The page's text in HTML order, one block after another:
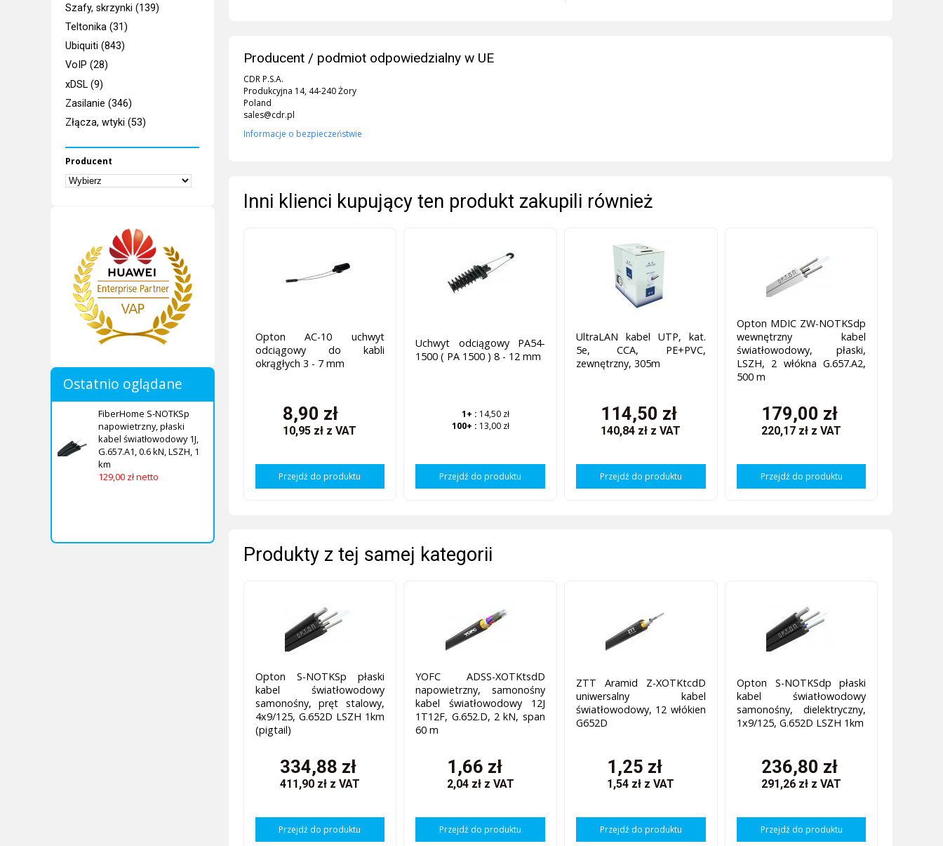
Szafy, skrzynki (139)
Teltonika (31)
Ubiquiti (843)
VoIP (28)
xDSL (9)
Zasilanie (346)
Złącza, wtyki (53)
Producent
Ostatnio oglądane
FiberHome S-NOTKSp
napowietrzny, płaski
kabel światłowodowy 1J,
G.657.A1, 0.6 kN, LSZH, 1
km
129,00 zł netto
Producent / podmiot odpowiedzialny w UE
CDR P.S.A.
Produkcyjna 14, 44-240 Żory
Poland
sales@cdr.pl
Informacje o bezpieczeństwie
Inni klienci kupujący ten produkt zakupili również
Opton AC-10 uchwyt
odciągowy do kabli
okrągłych 3 - 7 mm
8,90 zł
10,95 zł z VAT
Przejdź do produktu
Uchwyt odciągowy PA54-
1500 ( PA 1500 ) 8 - 12 mm
1+ : 14,50 zł
100+ : 13,00 zł
Przejdź do produktu
UltraLAN kabel UTP, kat.
5e, CCA, PE+PVC,
zewnętrzny, 305m
114,50 zł
140,84 zł z VAT
Przejdź do produktu
Opton MDIC ZW-NOTKSdp
wewnętrzny kabel
światłowodowy, płaski,
LSZH, 2 włókna G.657.A2,
500 m
179,00 zł
220,17 zł z VAT
Przejdź do produktu
Produkty z tej samej kategorii
Opton S-NOTKSp płaski
kabel światłowodowy
samonośny, pręt stalowy,
4x9/125, G.652D LSZH 1km
(pigtail)
334,88 zł
411,90 zł z VAT
Przejdź do produktu
YOFC ADSS-XOTKtsdD
napowietrzny, samonośny
kabel światłowodowy 12J
1T12F, G.652.D, 2 kN, span
60 m
1,66 zł
2,04 zł z VAT
Przejdź do produktu
ZTT Aramid Z-XOTKtcdD
uniwersalny kabel
światłowodowy, 12 włókien
G652D
1,25 zł
1,54 zł z VAT
Przejdź do produktu
Opton S-NOTKSdp płaski
kabel światłowodowy
samonośny, dielektryczny,
1x9/125, G.652D LSZH 1km
236,80 zł
291,26 zł z VAT
Przejdź do produktu